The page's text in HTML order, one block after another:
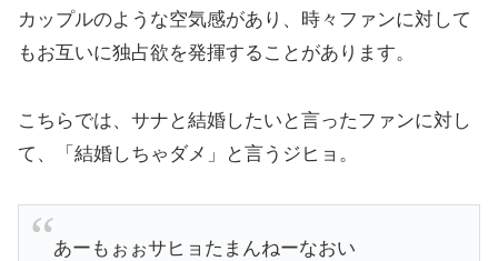
カップルのような空気感があり、時々ファンに対して
もお互いに独占欲を発揮することがあります。
こちらでは、サナと結婚したいと言ったファンに対し
て、「結婚しちゃダメ」と言うジヒョ。
あーもぉぉサヒョたまんねーなおい